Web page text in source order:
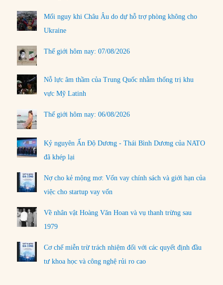
Mối nguy khi Châu Âu do dự hỗ trợ phòng không cho
Ukraine
Thế giới hôm nay: 07/08/2026
Nỗ lực âm thầm của Trung Quốc nhằm thống trị khu
vực Mỹ Latinh
Thế giới hôm nay: 06/08/2026
Kỷ nguyên Ấn Độ Dương - Thái Bình Dương của NATO
đã khép lại
Nợ cho kẻ mộng mơ: Vốn vay chính sách và giới hạn của
việc cho startup vay vốn
Về nhân vật Hoàng Văn Hoan và vụ thanh trừng sau
1979
Cơ chế miễn trừ trách nhiệm đối với các quyết định đầu
tư khoa học và công nghệ rủi ro cao